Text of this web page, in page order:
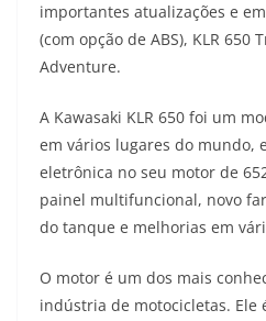
t
s
p
p
e
r
a
m
e
o
o
k
t
r
importantes atualizações e
(com opção de ABS), KLR 650
Adventure.
A Kawasaki KLR 650 foi um
em vários lugares do mundo,
eletrônica no seu motor de
painel multifuncional, novo
do tanque e melhorias em
O motor é um dos mais
indústria de motocicletas. Ele